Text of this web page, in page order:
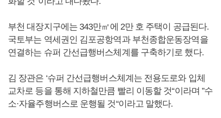
부천 대장지구에는 343만㎡에 2만 호 주택이 공급된다.
국토부는 역세권인 김포공항역과 부천종합운동장역을
연결하는 슈퍼 간선급행버스체계를 구축하기로 했다.
김 장관은 ‘슈퍼 간선급행버스체계는 전용도로와 입체
교차로 등을 통해 지하철만큼 빨리 이동할 것“이라며 ”수
소·자율주행버스로 운행될 것“이라고 말했다.